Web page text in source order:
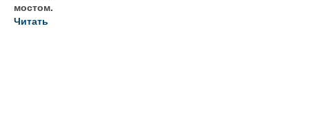
мостом.
Читать